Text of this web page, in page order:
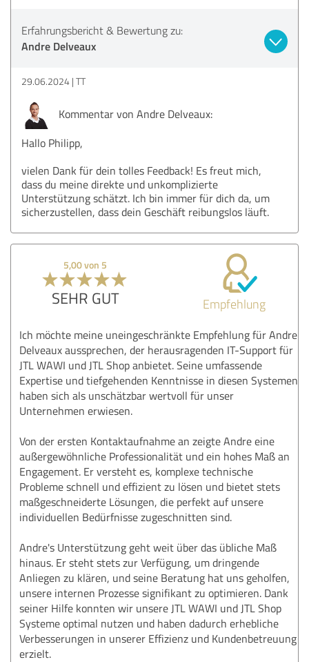
Erfahrungsbericht & Bewertung zu:
Andre Delveaux
29.06.2024 TT
Kommentar von Andre Delveaux:
Hallo Philipp,
vielen Dank für dein tolles Feedback! Es freut mich,
dass du meine direkte und unkomplizierte
Unterstützung schätzt. Ich bin immer für dich da, um
sicherzustellen, dass dein Geschäft reibungslos läuft.
5,00 von 5
SEHR GUT Empfehlung
Ich möchte meine uneingeschränkte Empfehlung für Andre
Delveaux aussprechen, der herausragenden IT-Support für
JTL WAWI und JTL Shop anbietet. Seine umfassende
Expertise und tiefgehenden Kenntnisse in diesen Systemen
haben sich als unschätzbar wertvoll für unser
Unternehmen erwiesen.
Von der ersten Kontaktaufnahme an zeigte Andre eine
außergewöhnliche Professionalität und ein hohes Maß an
Engagement. Er versteht es, komplexe technische
Probleme schnell und effizient zu lösen und bietet stets
maßgeschneiderte Lösungen, die perfekt auf unsere
individuellen Bedürfnisse zugeschnitten sind.
Andre's Unterstützung geht weit über das übliche Maß
hinaus. Er steht stets zur Verfügung, um dringende
Anliegen zu klären, und seine Beratung hat uns geholfen,
unsere internen Prozesse signifikant zu optimieren. Dank
seiner Hilfe konnten wir unsere JTL WAWI und JTL Shop
Systeme optimal nutzen und haben dadurch erhebliche
Verbesserungen in unserer Effizienz und Kundenbetreuung
erzielt.